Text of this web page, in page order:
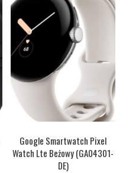
Google Smartwatch Pixel
Watch Lte Beżowy (GA04301-
DE)